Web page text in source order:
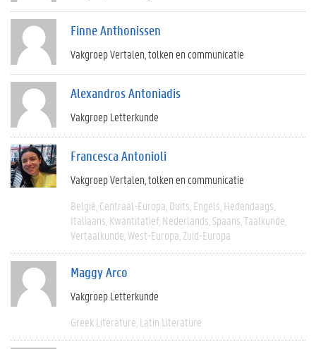
Finne Anthonissen
Vakgroep Vertalen, tolken en communicatie
Alexandros Antoniadis
Vakgroep Letterkunde
Francesca Antonioli
Vakgroep Vertalen, tolken en communicatie
België Centraal-Europa Duits Engels Hedendaags
Italiaans Kwantitatief Nederlands Spaans Taalkunde
Vertaalkunde West-Europa Zuid-Europa
Maggy Arco
Vakgroep Letterkunde
Greek Literature Latin Literature